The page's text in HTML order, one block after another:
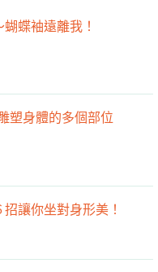
蝶袖遠離我！
塑身體的多個部位
讓你坐對身形美！